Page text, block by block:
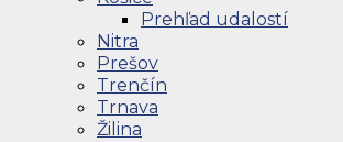
Prehľad udalostí
Nitra
Prešov
Trenčín
Trnava
Žilina